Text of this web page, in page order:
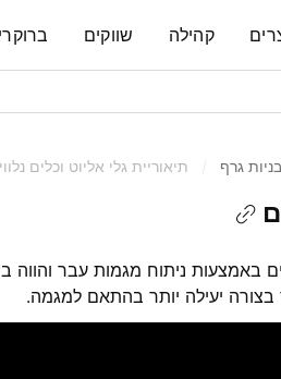
קהילה שווקים
גרף תיאוריית גלי אליוט וכלים
באמצעות ניתוח מגמות עבר והווה
בצורה יעילה יותר בהתאם למגמה.